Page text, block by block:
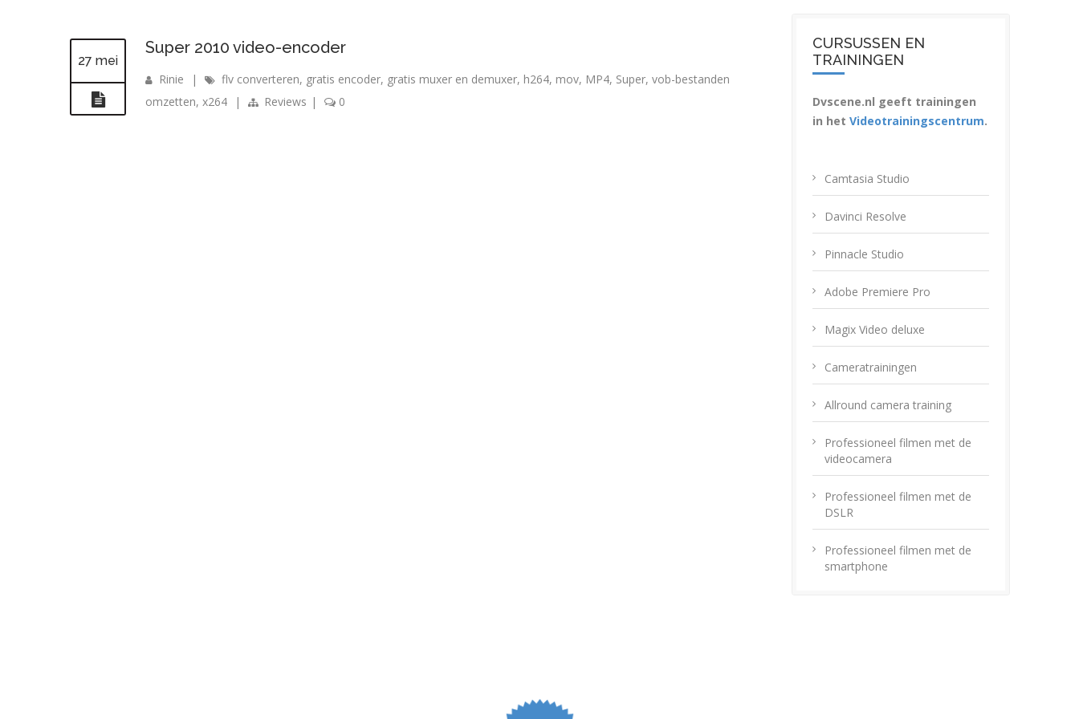
27 mei
Super 2010 video-encoder
Rinie | flv converteren, gratis encoder, gratis muxer en demuxer, h264, mov, MP4, Super, vob-bestanden
omzetten, x264 | Reviews | 0
CURSUSSEN EN
TRAININGEN
Dvscene.nl geeft trainingen
in het Videotrainingscentrum.
Camtasia Studio
Davinci Resolve
Pinnacle Studio
Adobe Premiere Pro
Magix Video deluxe
Cameratrainingen
Allround camera training
Professioneel filmen met de
videocamera
Professioneel filmen met de
DSLR
Professioneel filmen met de
smartphone